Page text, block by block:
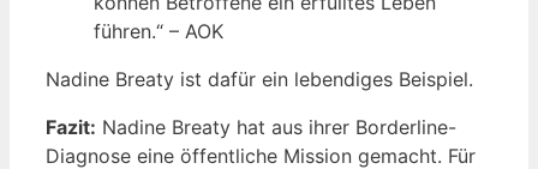
führen.“ – AOK
Nadine Breaty ist dafür ein lebendiges Beispiel.
Fazit: Nadine Breaty hat aus ihrer Borderline-
Diagnose eine öffentliche Mission gemacht. Für